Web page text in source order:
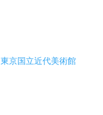
東京国立近代美術館